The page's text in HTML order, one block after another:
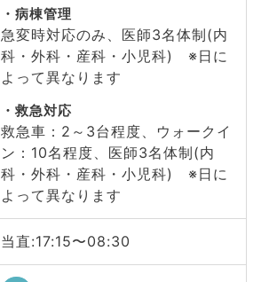
病棟管理
急変時対応のみ、医師3名体制(内
科・外科・産科・小児科) ※日に
よって異なります
救急対応
救急車：2～3台程度、ウォークイ
ン：10名程度、医師3名体制(内
科・外科・産科・小児科) ※日に
よって異なります
当直:17:15〜08:30